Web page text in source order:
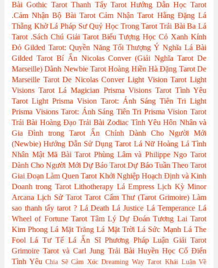
Bài Gothic Tarot Thanh Tẩy Tarot Hướng Dẫn Học Tarot
.Cảm Nhận Bộ Bài Tarot Cảm Nhận Tarot Hằng Đặng Lá
Thằng Khờ Lá Pháp Sư Quỷ Học Trong Tarot Trải Bài Ba Lá
Tarot .Sách Chú Giải Tarot Biểu Tượng Học Cỏ Xanh Kính
Đỏ Gilded Tarot: Quyền Năng Tối Thượng Ý Nghĩa Lá Bài
Gilded Tarot Bí Ẩn Nicolas Conver (Giải Nghĩa Tarot De
Marseille) Dành Newbie Tarot Hoàng Hiền Hà Đặng Tarot De
Marseille Tarot De Nicolas Conver Light Vision Tarot Light
Visions Tarot Lá Magician Prisma Visions Tarot Tình Yêu
Tarot Light Prisma Vision Tarot: Ánh Sáng Tiên Tri Light
Prisma Visions Tarot: Ánh Sáng Tiên Tri Prisma Vision Tarot
Trải Bài Hoàng Đạo Trải Bài Zodiac Tình Yêu Hôn Nhân và
Gia Đình trong Tarot
Ẩn Chính
Dành Cho Người Mới
(Newbie) Hướng Dẫn Sử Dụng Tarot Lá Nữ Hoàng Lá Tình
Nhân Mật Mã Bài Tarot Phùng Lâm và Philippe Ngo Tarot
Dành Cho Người Mới Dự Báo Tarot Dự Báo Tuần Theo Tarot
Giai Đoạn Làm Quen Tarot Khởi Nghiệp Hoạch Định và Kinh
Doanh trong Tarot Lithotherapy Lá Empress Lịch Kỳ Minor
Arcana Lịch Sử Tarot Tarot Cấm Thư (Tarot Grimoire) Làm
sao thanh tẩy tarot ? Lá Death Lá Justice Lá Temperance Lá
Wheel of Fortune Tarot Tâm Lý Dự Đoán Tương Lai Tarot
Kim Phong Lá Mặt Trăng Lá Mặt Trời Lá Sức Mạnh Lá The
Fool Lá Tư Tế Lá Ẩn Sĩ Phương Pháp Luận Giải Tarot
Grimoire Tarot và Carl Jung Trải Bài Huyền Học Cổ Điển
Tình Yêu Chia Sẽ Cảm Xúc Dreaming Way Tarot Khái Luận Về